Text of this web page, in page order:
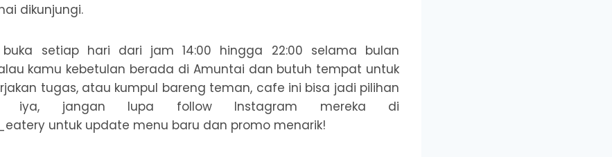
dikunjungi.
setiap hari dari jam 14:00 hingga 22:00 selama bulan
kamu kebetulan berada di Amuntai dan butuh tempat untuk
tugas, atau kumpul bareng teman, cafe ini bisa jadi pilihan
iya, jangan lupa follow Instagram mereka di
untuk update menu baru dan promo menarik!